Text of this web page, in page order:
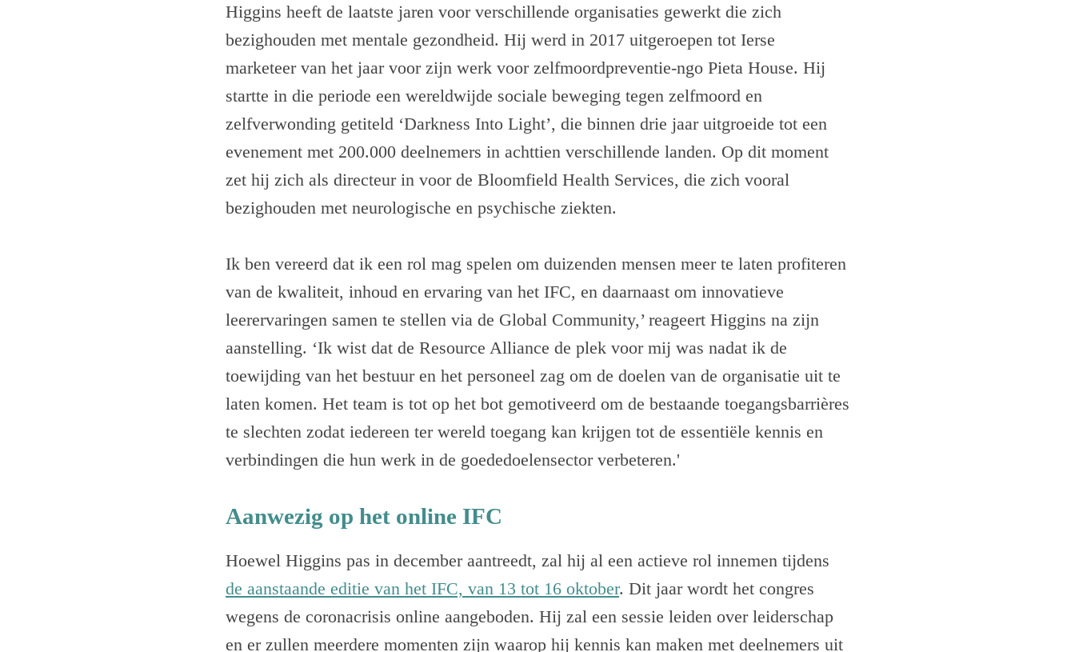
Higgins heeft de laatste jaren voor verschillende organisaties gewerkt die zich
bezighouden met mentale gezondheid. Hij werd in 2017 uitgeroepen tot Ierse
marketeer van het jaar voor zijn werk voor zelfmoordpreventie-ngo Pieta House. Hij
startte in die periode een wereldwijde sociale beweging tegen zelfmoord en
zelfverwonding getiteld ‘Darkness Into Light’, die binnen drie jaar uitgroeide tot een
evenement met 200.000 deelnemers in achttien verschillende landen. Op dit moment
zet hij zich als directeur in voor de Bloomfield Health Services, die zich vooral
bezighouden met neurologische en psychische ziekten.
Ik ben vereerd dat ik een rol mag spelen om duizenden mensen meer te laten profiteren
van de kwaliteit, inhoud en ervaring van het IFC, en daarnaast om innovatieve
leerervaringen samen te stellen via de Global Community,’ reageert Higgins na zijn
aanstelling. ‘Ik wist dat de Resource Alliance de plek voor mij was nadat ik de
toewijding van het bestuur en het personeel zag om de doelen van de organisatie uit te
laten komen. Het team is tot op het bot gemotiveerd om de bestaande toegangsbarrières
te slechten zodat iedereen ter wereld toegang kan krijgen tot de essentiële kennis en
verbindingen die hun werk in de goededoelensector verbeteren.'
Aanwezig op het online IFC
Hoewel Higgins pas in december aantreedt, zal hij al een actieve rol innemen tijdens
de aanstaande editie van het IFC, van 13 tot 16 oktober. Dit jaar wordt het congres
wegens de coronacrisis online aangeboden. Hij zal een sessie leiden over leiderschap
en er zullen meerdere momenten zijn waarop hij kennis kan maken met deelnemers uit